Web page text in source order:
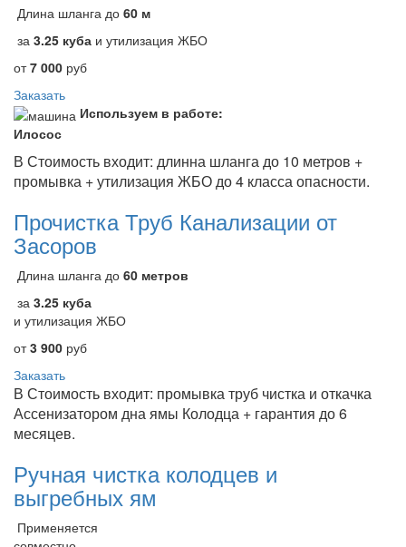
Длина шланга до 60 м
за 3.25 куба и утилизация ЖБО
от7 000 руб
Заказать
Используем в работе:
Илосос
В Стоимость входит: длинна шланга до 10 метров +
промывка + утилизация ЖБО до 4 класса опасности.
Прочистка Труб Канализации от
Засоров
Длина шланга до 60 метров
за 3.25 куба
и утилизация ЖБО
от3 900 руб
Заказать
В Стоимость входит: промывка труб чистка и откачка
Ассенизатором дна ямы Колодца + гарантия до 6
месяцев.
Ручная чистка колодцев и
выгребных ям
Применяется